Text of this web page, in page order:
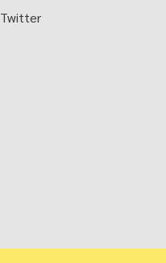
Twitter